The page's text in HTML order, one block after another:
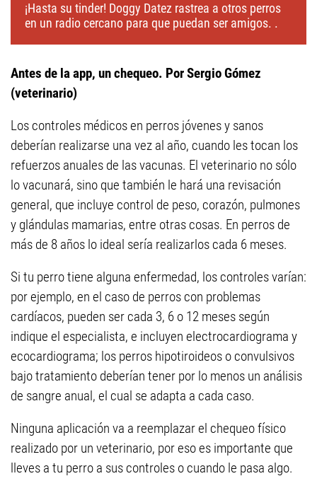
¡Hasta su tinder! Doggy Datez rastrea a otros perros
en un radio cercano para que puedan ser amigos. .
Antes de la app, un chequeo. Por Sergio Gómez
(veterinario)
Los controles médicos en perros jóvenes y sanos
deberían realizarse una vez al año, cuando les tocan los
refuerzos anuales de las vacunas. El veterinario no sólo
lo vacunará, sino que también le hará una revisación
general, que incluye control de peso, corazón, pulmones
y glándulas mamarias, entre otras cosas. En perros de
más de 8 años lo ideal sería realizarlos cada 6 meses.
Si tu perro tiene alguna enfermedad, los controles varían:
por ejemplo, en el caso de perros con problemas
cardíacos, pueden ser cada 3, 6 o 12 meses según
indique el especialista, e incluyen electrocardiograma y
ecocardiograma; los perros hipotiroideos o convulsivos
bajo tratamiento deberían tener por lo menos un análisis
de sangre anual, el cual se adapta a cada caso.
Ninguna aplicación va a reemplazar el chequeo físico
realizado por un veterinario, por eso es importante que
lleves a tu perro a sus controles o cuando le pasa algo.